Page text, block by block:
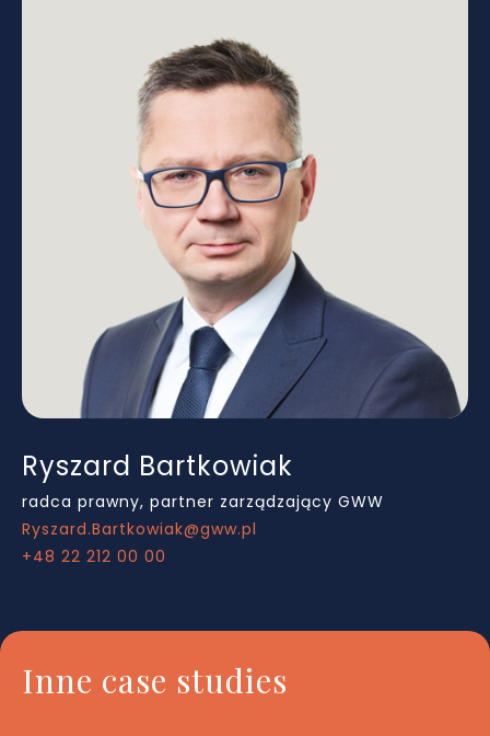
Ryszard Bartkowiak
radca prawny, partner zarządzający GWW
Ryszard.Bartkowiak@gww.pl
+48 22 212 00 00
Inne case studies